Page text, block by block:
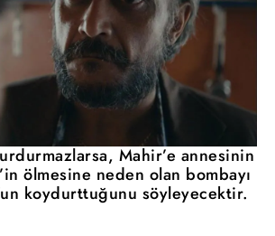
Mahir’e annesinin
ölmesine neden olan bombayı
koydurttuğunu söyleyecektir.